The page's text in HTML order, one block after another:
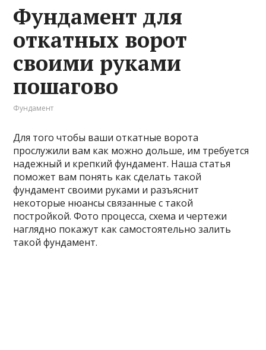
Фундамент для
откатных ворот
своими руками
пошагово
Фундамент
Для того чтобы ваши откатные ворота
прослужили вам как можно дольше, им требуется
надежный и крепкий фундамент. Наша статья
поможет вам понять как сделать такой
фундамент своими руками и разъяснит
некоторые нюансы связанные с такой
постройкой. Фото процесса, схема и чертежи
наглядно покажут как самостоятельно залить
такой фундамент.